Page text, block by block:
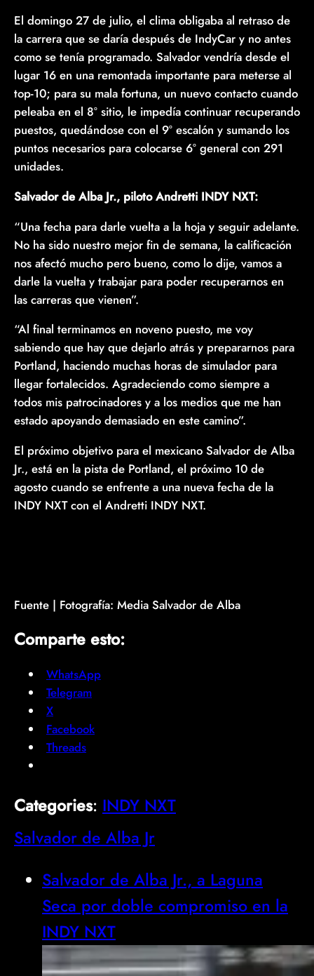
El domingo 27 de julio, el clima obligaba al retraso de
la carrera que se daría después de IndyCar y no antes
como se tenía programado. Salvador vendría desde el
lugar 16 en una remontada importante para meterse al
top-10; para su mala fortuna, un nuevo contacto cuando
peleaba en el 8° sitio, le impedía continuar recuperando
puestos, quedándose con el 9° escalón y sumando los
puntos necesarios para colocarse 6° general con 291
unidades.
Salvador de Alba Jr., piloto Andretti INDY NXT:
“Una fecha para darle vuelta a la hoja y seguir adelante.
No ha sido nuestro mejor fin de semana, la calificación
nos afectó mucho pero bueno, como lo dije, vamos a
darle la vuelta y trabajar para poder recuperarnos en
las carreras que vienen”.
“Al final terminamos en noveno puesto, me voy
sabiendo que hay que dejarlo atrás y prepararnos para
Portland, haciendo muchas horas de simulador para
llegar fortalecidos. Agradeciendo como siempre a
todos mis patrocinadores y a los medios que me han
estado apoyando demasiado en este camino”.
El próximo objetivo para el mexicano Salvador de Alba
Jr., está en la pista de Portland, el próximo 10 de
agosto cuando se enfrente a una nueva fecha de la
INDY NXT con el Andretti INDY NXT.
Fuente | Fotografía: Media Salvador de Alba
Comparte esto:
WhatsApp
Telegram
X
Facebook
Threads
Categories: INDY NXT
Salvador de Alba Jr
Salvador de Alba Jr., a Laguna
Seca por doble compromiso en la
INDY NXT